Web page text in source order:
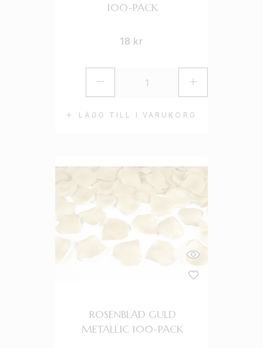
LÄGG TILL I VARUKORG
100-PACK
18 kr
ROSENBLAD GULD
METALLIC 100-PACK